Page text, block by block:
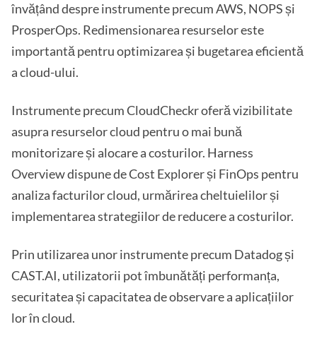
învățând despre instrumente precum AWS, NOPS și
ProsperOps. Redimensionarea resurselor este
importantă pentru optimizarea și bugetarea eficientă
a cloud-ului.
Instrumente precum CloudCheckr oferă vizibilitate
asupra resurselor cloud pentru o mai bună
monitorizare și alocare a costurilor. Harness
Overview dispune de Cost Explorer și FinOps pentru
analiza facturilor cloud, urmărirea cheltuielilor și
implementarea strategiilor de reducere a costurilor.
Prin utilizarea unor instrumente precum Datadog și
CAST.AI, utilizatorii pot îmbunătăți performanța,
securitatea și capacitatea de observare a aplicațiilor
lor în cloud.